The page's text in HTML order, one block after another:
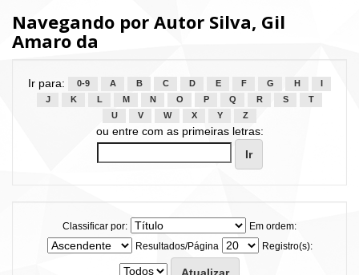
Navegando por Autor Silva, Gil
Amaro da
Ir para: 0-9 A B C D E F G H
J
K L M N O P Q R S
T
U
V W X Y Z
ou entre com as primeiras letras:
Classificar por:
Em ordem:
Resultados/Página
Registro(s):